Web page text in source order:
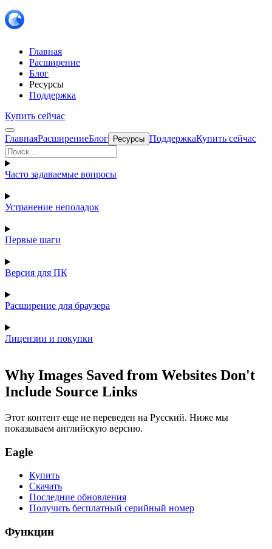
Главная
Расширение
Блог
Ресурсы
Поддержка
Купить сейчас
ГлавнаяРасширениеБлог Ресурсы ПоддержкаКупить сейчас
Часто задаваемые вопросы
Устранение неполадок
Первые шаги
Версия для ПК
Расширение для браузера
Лицензии и покупки
Why Images Saved from Websites Don't
Include Source Links
Этот контент еще не переведен на Русский. Ниже мы
показываем английскую версию.
Eagle
Купить
Скачать
Последние обновления
Получить бесплатный серийный номер
Функции